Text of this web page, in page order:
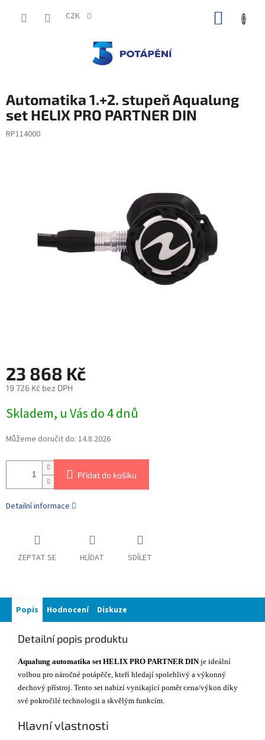
CZK
Automatika 1.+2. stupeň Aqualung
set HELIX PRO PARTNER DIN
RP114000
23 868 Kč
19 726 Kč bez DPH
Skladem, u Vás do 4 dnů
Můžeme doručit do: 14.8.2026
Přidat do košíku
Detailní informace
ZEPTAT SE HLÍDAT SDÍLET
Popis Hodnocení Diskuze
Detailní popis produktu
Aqualung automatika set HELIX PRO PARTNER DINje ideální
volbou pro náročné potápěče, kteří hledají spolehlivý a výkonný
dechový přístroj. Tento set nabízí vynikající poměr cena/výkon díky
své pokročilé technologii a skvělým funkcím.
Hlavní vlastnosti